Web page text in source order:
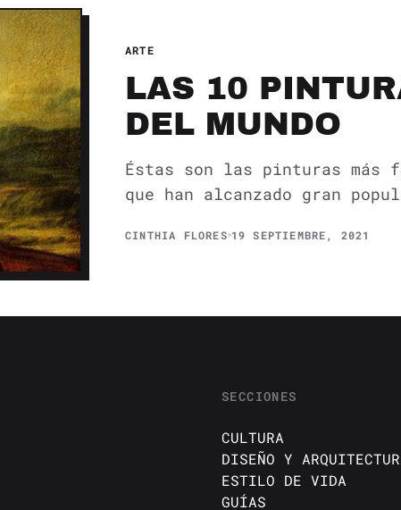
ARTE
LAS 10
DEL MUNDO
Éstas son las pinturas más
que han alcanzado gran
CINTHIA FLORES 19 SEPTIEMBRE, 2021
SECCIONES
CULTURA
DISEÑO Y
ESTILO DE VIDA
GUÍAS